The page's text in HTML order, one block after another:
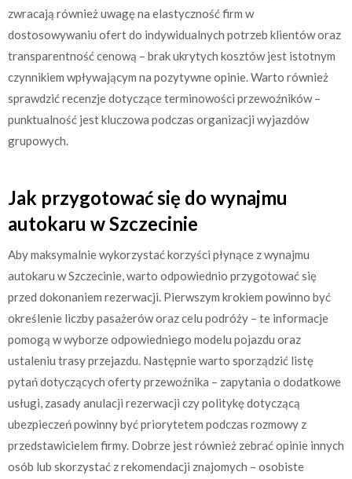
zwracają również uwagę na elastyczność firm w
dostosowywaniu ofert do indywidualnych potrzeb klientów oraz
transparentność cenową – brak ukrytych kosztów jest istotnym
czynnikiem wpływającym na pozytywne opinie. Warto również
sprawdzić recenzje dotyczące terminowości przewoźników –
punktualność jest kluczowa podczas organizacji wyjazdów
grupowych.
Jak przygotować się do wynajmu
autokaru w Szczecinie
Aby maksymalnie wykorzystać korzyści płynące z wynajmu
autokaru w Szczecinie, warto odpowiednio przygotować się
przed dokonaniem rezerwacji. Pierwszym krokiem powinno być
określenie liczby pasażerów oraz celu podróży – te informacje
pomogą w wyborze odpowiedniego modelu pojazdu oraz
ustaleniu trasy przejazdu. Następnie warto sporządzić listę
pytań dotyczących oferty przewoźnika – zapytania o dodatkowe
usługi, zasady anulacji rezerwacji czy politykę dotyczącą
ubezpieczeń powinny być priorytetem podczas rozmowy z
przedstawicielem firmy. Dobrze jest również zebrać opinie innych
osób lub skorzystać z rekomendacji znajomych – osobiste